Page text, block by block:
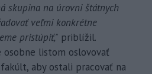
skupina na úrovni štátnych
veľmi konkrétne
pristúpiť," priblížil.
osobne listom oslovovať
aby ostali pracovať na